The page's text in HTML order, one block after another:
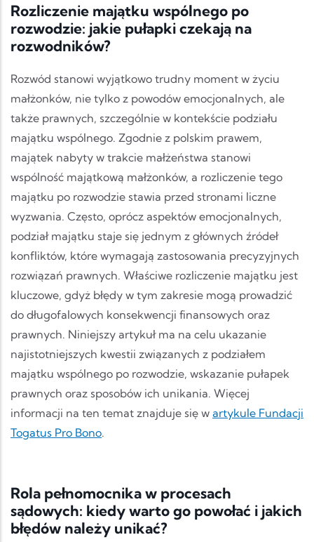
Rozliczenie majątku wspólnego po
rozwodzie: jakie pułapki czekają na
rozwodników?
Rozwód stanowi wyjątkowo trudny moment w życiu
małżonków, nie tylko z powodów emocjonalnych, ale
także prawnych, szczególnie w kontekście podziału
majątku wspólnego. Zgodnie z polskim prawem,
majątek nabyty w trakcie małżeństwa stanowi
wspólność majątkową małżonków, a rozliczenie tego
majątku po rozwodzie stawia przed stronami liczne
wyzwania. Często, oprócz aspektów emocjonalnych,
podział majątku staje się jednym z głównych źródeł
konfliktów, które wymagają zastosowania precyzyjnych
rozwiązań prawnych. Właściwe rozliczenie majątku jest
kluczowe, gdyż błędy w tym zakresie mogą prowadzić
do długofalowych konsekwencji finansowych oraz
prawnych. Niniejszy artykuł ma na celu ukazanie
najistotniejszych kwestii związanych z podziałem
majątku wspólnego po rozwodzie, wskazanie pułapek
prawnych oraz sposobów ich unikania. Więcej
informacji na ten temat znajduje się w artykule Fundacji
Togatus Pro Bono.
Rola pełnomocnika w procesach
sądowych: kiedy warto go powołać i jakich
błędów należy unikać?